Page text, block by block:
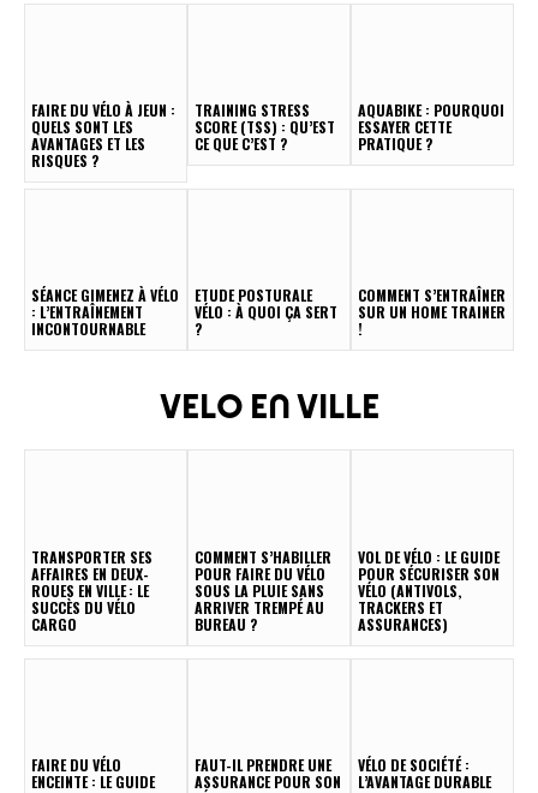
FAIRE DU VÉLO À JEUN :
QUELS SONT LES
AVANTAGES ET LES
RISQUES ?
TRAINING STRESS
SCORE (TSS) : QU’EST
CE QUE C’EST ?
AQUABIKE : POURQUOI
ESSAYER CETTE
PRATIQUE ?
SÉANCE GIMENEZ À VÉLO
: L’ENTRAÎNEMENT
INCONTOURNABLE
ETUDE POSTURALE
VÉLO : À QUOI ÇA SERT
?
COMMENT S’ENTRAÎNER
SUR UN HOME TRAINER
!
VELO EN VILLE
TRANSPORTER SES
AFFAIRES EN DEUX-
ROUES EN VILLE : LE
SUCCÈS DU VÉLO
CARGO
COMMENT S’HABILLER
POUR FAIRE DU VÉLO
SOUS LA PLUIE SANS
ARRIVER TREMPÉ AU
BUREAU ?
VOL DE VÉLO : LE GUIDE
POUR SÉCURISER SON
VÉLO (ANTIVOLS,
TRACKERS ET
ASSURANCES)
FAIRE DU VÉLO
ENCEINTE : LE GUIDE
FAUT-IL PRENDRE UNE
ASSURANCE POUR SON
VÉLO DE SOCIÉTÉ :
L’AVANTAGE DURABLE